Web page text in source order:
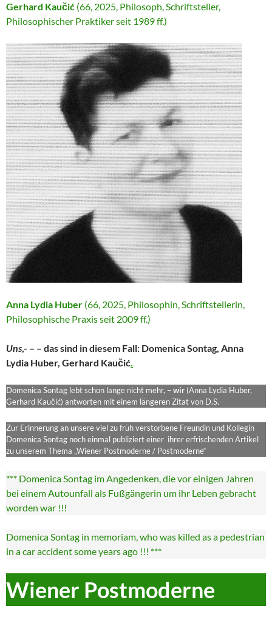
Gerhard Kaučić (66, 2025, Philosoph, Schriftsteller,
Philosophischer Praktiker seit 1989 ff.)
Anna Lydia Huber (66, 2025, Philosophin, Schriftstellerin,
Philosophische Praxis seit 2009 ff.)
Uns,- – – das sind in diesem Fall: Domenica Sontag, Anna
Lydia Huber, Gerhard Kaučić.
Domenica Sontag lebt schon lange nicht mehr, –wir (Anna Lydia Huber,
Gerhard Kaučić) antworten mit einem längeren Zitat von D.S.
Zur Erinnerung an unsere viel zu früh verstorbene Freundin und Kollegin
Domenica Sontag noch einmal publiziert einer ihrer erfrischenden Artikel
zu unserem Thema „Wiener Postmoderne / Postmoderne“
*** Domenica Sontag im Angedenken, die vor einigen Jahren
bei einem Autounfall als Fußgängerin um ihr Leben gebracht
worden war !!!
Domenica Sontag in memoriam, who was killed as a pedestrian
in a car accident some years ago !!! ***
Wiener Postmoderne